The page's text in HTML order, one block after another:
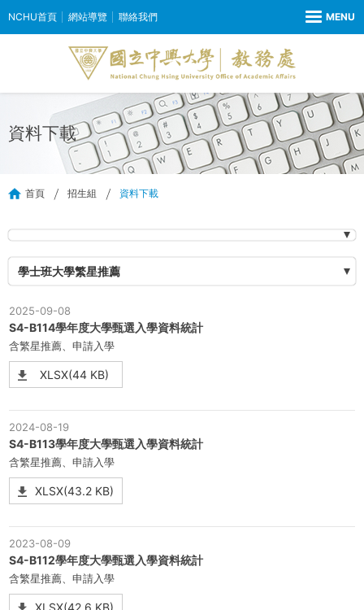
NCHU首頁 網站導覽 聯絡我們
資料下載
首頁 招生組 資料下載
學士班大學繁星推薦
2025-09-08
S4-B114學年度大學甄選入學資料統計
含繁星推薦、申請入學
XLSX(44 KB)
2024-08-19
S4-B113學年度大學甄選入學資料統計
含繁星推薦、申請入學
XLSX(43.2 KB)
2023-08-09
S4-B112學年度大學甄選入學資料統計
含繁星推薦、申請入學